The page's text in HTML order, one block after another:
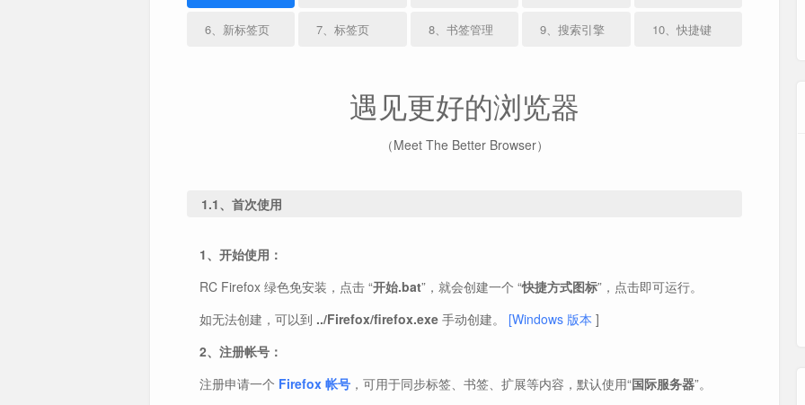
6、新标签页 7、标签页 8、书签管理 9、搜索引擎 10、快捷键
遇见更好的浏览器
（Meet The Better Browser）
1.1、首次使用
1、开始使用：
RC Firefox 绿色免安装，点击 “开始.bat”，就会创建一个 “快捷方式图标”，点击即可运行。
如无法创建，可以到 ../Firefox/firefox.exe 手动创建。 [Windows 版本 ]
2、注册帐号：
注册申请一个 Firefox 帐号 ，可用于同步标签、书签、扩展等内容，默认使用“国际服务器”。